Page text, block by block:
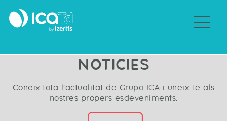
NOTICIES
Coneix tota l'actualitat de Grupo ICA i uneix-te als
nostres propers esdeveniments.